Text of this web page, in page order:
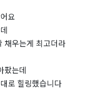
요
채우는게 최고더라
팠는데
로 힐링했습니다